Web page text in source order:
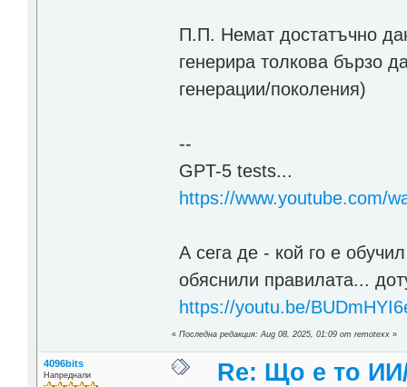
П.П. Немат достатъчно
генерира толкова бързо
генерации/поколения)
--
GPT-5 tests...
https://www.youtube.com/
А сега де - кой го е
обяснили правилата...
https://youtu.be/
«Последна редакция: Aug 08, 2025, 01:09 от remotexx »
4096bits
Напреднали Re: Що е то